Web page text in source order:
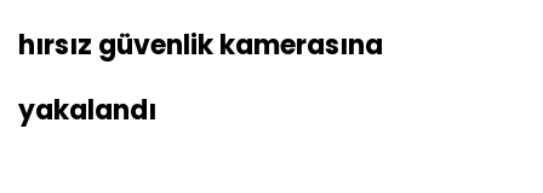
hırsız güvenlik kamerasına
yakalandı